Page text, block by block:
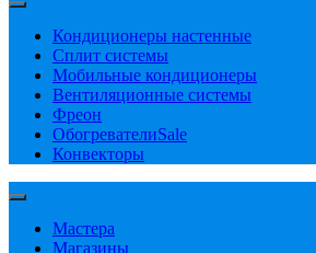
Кондиционеры настенные
Сплит системы
Мобильные кондиционеры
Вентиляционные системы
Фреон
ОбогревателиSale
Конвекторы
Мастера
Магазины